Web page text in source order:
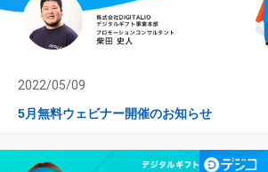
2022/05/09
5月無料ウェビナー開催のお知らせ